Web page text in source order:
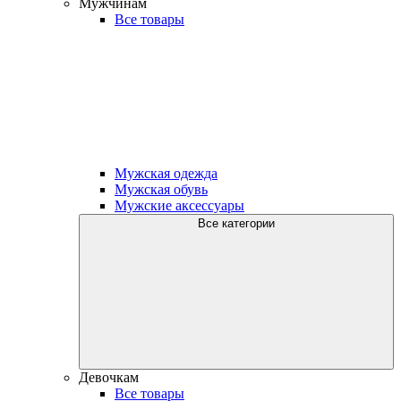
Все товары
Мужская одежда
Мужская обувь
Мужские аксессуары
Все категории
Девочкам
Все товары